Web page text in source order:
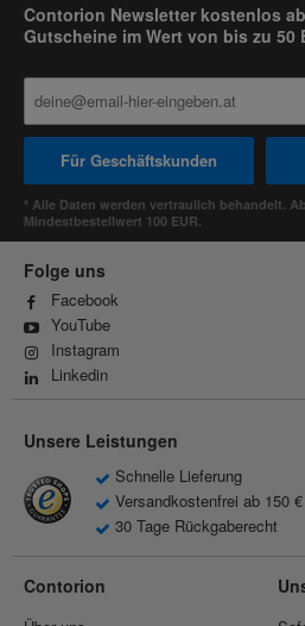
Contorion Newsletter kostenlos
Gutscheine im Wert von bis zu 50
Für Geschäftskunden
* Alle Daten werden vertraulich behandelt.
Mindestbestellwert 100 EUR.
Folge uns
Facebook
YouTube
Instagram
Linkedin
Unsere Leistungen
Schnelle Lieferung
Versandkostenfrei ab 150 €
30 Tage Rückgaberecht
Contorion